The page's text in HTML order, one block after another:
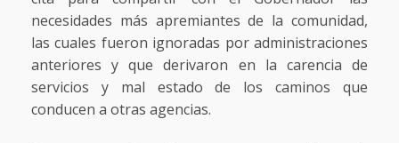
necesidades más apremiantes de la comunidad,
las cuales fueron ignoradas por administraciones
anteriores y que derivaron en la carencia de
servicios y mal estado de los caminos que
conducen a otras agencias.